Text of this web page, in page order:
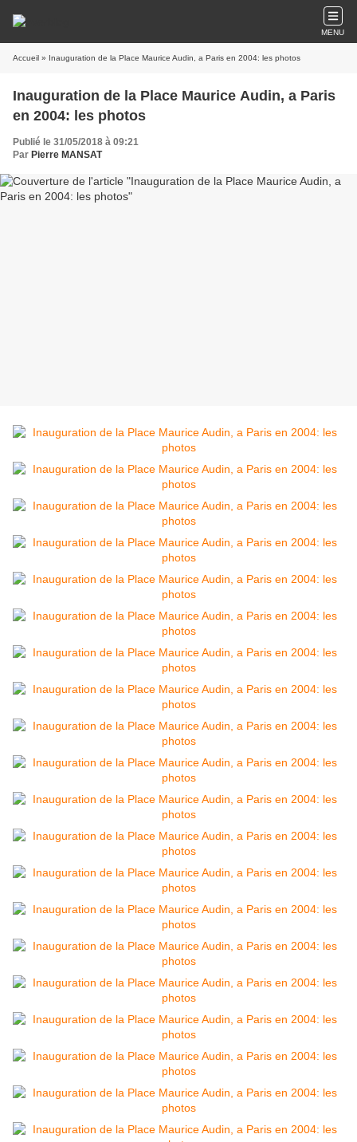
MENU
Accueil » Inauguration de la Place Maurice Audin, a Paris en 2004: les photos
Inauguration de la Place Maurice Audin, a Paris
en 2004: les photos
Publié le 31/05/2018 à 09:21
Par Pierre MANSAT